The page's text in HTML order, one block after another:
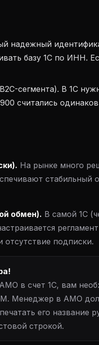
надежный
базу 1С по ИНН.
сегмента). В 1С
считались
На рынке много
обмен). В самой 1С
подписки.
в счет 1С, вам
Менеджер в АМО
его название
строкой.